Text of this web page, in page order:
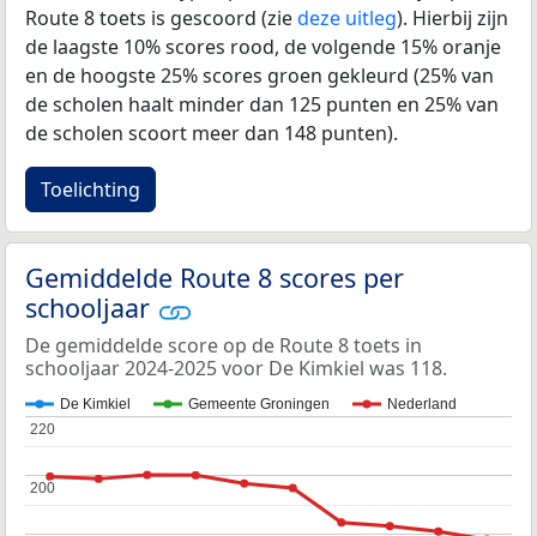
Route 8 toets is gescoord (ziedeze uitleg). Hierbij zijn
de laagste 10% scores rood, de volgende 15% oranje
en de hoogste 25% scores groen gekleurd (25% van
de scholen haalt minder dan 125 punten en 25% van
de scholen scoort meer dan 148 punten).
Toelichting
Gemiddelde Route 8 scores per
schooljaar
De gemiddelde score op de Route 8 toets in
schooljaar 2024-2025 voor De Kimkiel was 118.
De Kimkiel Gemeente Groningen Nederland
200
200
220
220